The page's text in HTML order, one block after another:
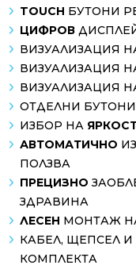
TOUCH БУТОНИ
ЦИФРОВ
ВИЗУАЛИЗАЦИЯ
ВИЗУАЛИЗАЦИЯ
ВИЗУАЛИЗАЦИЯ
ОТДЕЛНИ БУТОНИ
ИЗБОР НА
АВТОМАТИЧНО
ПОЛЗВА
ПРЕЦИЗНО
ЗДРАВИНА
ЛЕСЕН МОНТАЖ
КАБЕЛ, ЩЕПСЕЛ
КОМПЛЕКТА